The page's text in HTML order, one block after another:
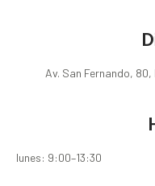
Av. San Fernando,
lunes: 9:00–13:30